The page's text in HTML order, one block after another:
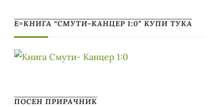
Е=КНИГА “СМУТИ-КАНЦЕР 1:0” КУПИ ТУКА
ПОСЕН ПРИРАЧНИК